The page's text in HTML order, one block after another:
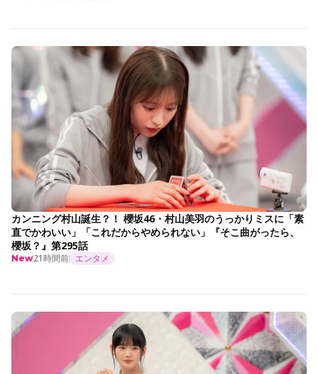
カンニング村山誕生？！ 櫻坂46・村山美羽のうっかりミスに「素
直でかわいい」「これだからやめられない」『そこ曲がったら、
櫻坂？』第295話
New21時間前 エンタメ